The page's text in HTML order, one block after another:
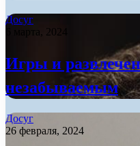
Досуг
6 марта, 2024
Игры и
незабываемым
Досуг
26 февраля, 2024